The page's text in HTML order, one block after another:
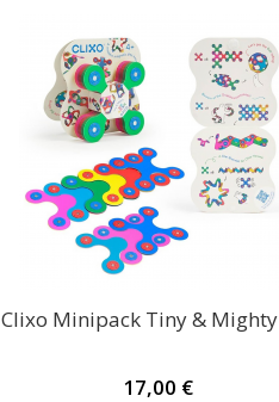
Clixo Minipack Tiny & Mighty
17,00 €